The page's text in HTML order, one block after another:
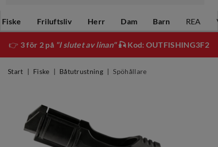
Fiske Friluftsliv Herr Dam Barn REA
👉 3 för 2 på "I slutet av linan"🎣 Kod: OUTFISHING3F2
Start Fiske Båtutrustning Spöhållare